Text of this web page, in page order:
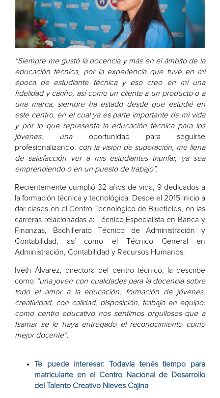
“Siempre me gustó la docencia y más en el ámbito de la
educación técnica, por la experiencia que tuve en mi
época de estudiante técnica y eso creo en mí una
fidelidad y cariño, así como un cliente a un producto o a
una marca, siempre ha estado desde que estudié en
este centro, en el cual ya es parte importante de mi vida
y por lo que representa la educación técnica para los
jóvenes, una oportunidad para seguirse
profesionalizando, con la visión de superación, me llena
de satisfacción ver a mis estudiantes triunfar, ya sea
emprendiendo o en un puesto de trabajo”.
Recientemente cumplió 32 años de vida, 9 dedicados a
la formación técnica y tecnológica. Desde el 2015 inicio a
dar clases en el Centro Tecnológico de Bluefields, en las
carreras relacionadas a: Técnico Especialista en Banca y
Finanzas, Bachillerato Técnico de Administración y
Contabilidad, así como el Técnico General en
Administración, Contabilidad y Recursos Humanos.
Iveth Álvarez, directora del centro técnico, la describe
como “una joven con cualidades para la docencia sobre
todo el amor a la educación, formación de jóvenes,
creatividad, con calidad, disposición, trabajo en equipo,
como centro educativo nos sentimos orgullosos que a
Isamar se le haya entregado el reconocimiento como
mejor docente”.
Te puede interesar: Todavía tenés tiempo para
matricularte en el Centro Nacional de Desarrollo
del Talento Creativo Nieves Cajina